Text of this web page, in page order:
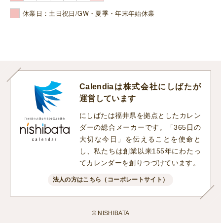
休業日：土日祝日/GW・夏季・年末年始休業
Calendiaは株式会社にしばたが
運営しています
にしばたは福井県を拠点としたカレン
ダーの総合メーカーです。「365日の
大切な今日」を伝えることを使命と
し、私たちは創業以来155年にわたっ
てカレンダーを創りつづけています。
法人の方はこちら（コーポレートサイト）
© NISHIBATA